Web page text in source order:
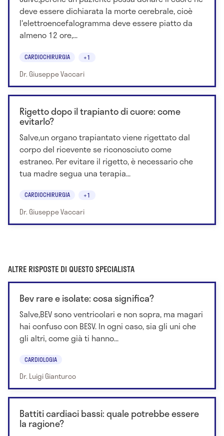
deve essere dichiarata la morte cerebrale, cioè
l'elettroencefalogramma deve essere piatto da
almeno 12 ore,...
CARDIOCHIRURGIA +1
Dr. Giuseppe Vaccari
Rigetto dopo il trapianto di cuore: come
evitarlo?
Salve,un organo trapiantato viene rigettato dal
corpo del ricevente se riconosciuto come
estraneo. Per evitare il rigetto, è necessario che
tua madre segua una terapia...
CARDIOCHIRURGIA +1
Dr. Giuseppe Vaccari
ALTRE RISPOSTE DI QUESTO SPECIALISTA
Bev rare e isolate: cosa significa?
Salve,BEV sono ventricolari e non sopra, ma magari
hai confuso con BESV. In ogni caso, sia gli uni che
gli altri, come già ti hanno...
CARDIOLOGIA
Dr. Luigi Gianturco
Battiti cardiaci bassi: quale potrebbe essere
la ragione?